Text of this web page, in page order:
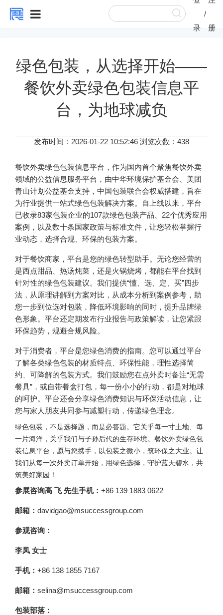
录
/
册
绿色包装，从选择开始——
餐饮外卖绿色包装信息平
台，为地球减负
发布时间：2026-01-22 10:52:46 浏览次数：438
餐饮外卖绿色包装信息平台，作为国内首个聚焦餐饮外卖
领域的公益信息服务平台，由中华环境保护基金会、美团
青山计划公益基金支持，中国包装联合会权威搭建，旨在
为行业提供一站式绿色包装解决方案。自上线以来，平台
已收录83家包装企业的107款绿色包装产品、22个优秀应用
案例，以及数十条国家政策与标准文件，让您轻松掌握行
业动态，选择合规、环保的包装方案。
对于餐饮商家，平台是您的绿色转型助手。无论您经营的
是西点甜品、热汤炖菜，还是火锅烧烤，都能在平台找到
针对性的绿色包装建议。我们提供“懂、选、定、买”四步
法，从原理讲解到方案对比，从成本分析到案例参考，助
您一步到位选对包装，降低环境影响的同时，提升品牌绿
色形象。平台还定期发布行业报告与政策解读，让您紧跟
环保趋势，规避合规风险。
对于消费者，平台是您绿色消费的指南。您可以通过平台
了解各类绿色包装的材质特点、环保性能，理性选择简
约、可降解的包装方式。我们鼓励您在点外卖时备注“无需
餐具”，或自带餐盒打包，每一份小小的行动，都是对地球
的呵护。平台还会分享绿色消费知识与环保活动信息，让
您与家人朋友共同参与减塑行动，传递绿色理念。
绿色包装，不是选择题，而是必答题。它关乎每一寸土地、每
一片海洋，关乎我们与子孙后代的生存环境。餐饮外卖绿色包
装信息平台，愿与您携手，以包装之微小，筑环保之大业。让
我们从每一次外卖订单开始，用绿色选择，守护蓝天碧水，共
筑美好家园！
参展咨询高 飞 先生手机： +86 139 1883 0622
邮箱： davidgao@msuccessgroup.com
参观咨询：
李凤 女士
手机： +86 138 1855 7167
邮箱： selina@msuccessgroup.com
包装部落：